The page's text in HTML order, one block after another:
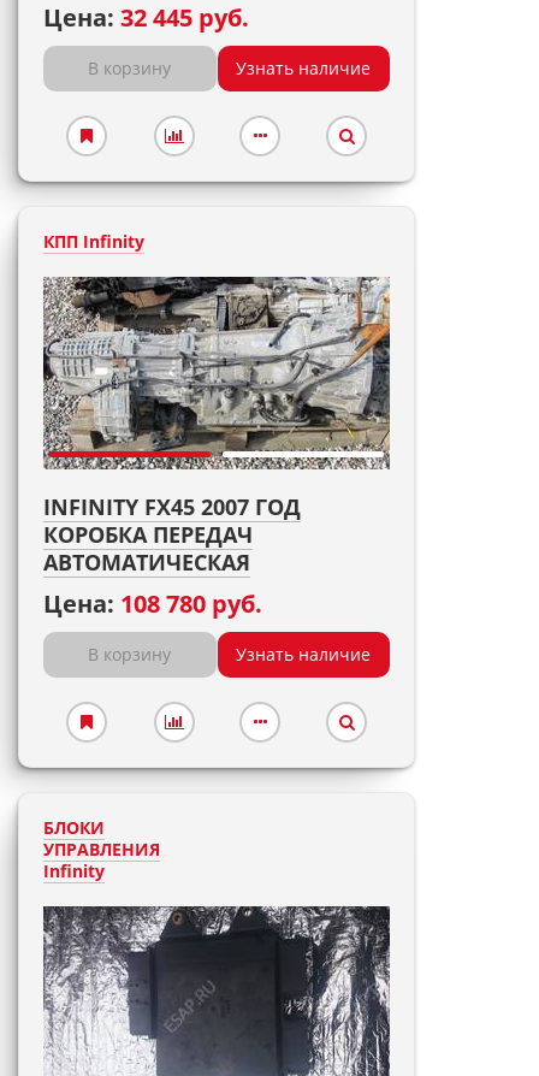
Цена: 32 445 руб.
В корзину Узнать наличие
КПП Infinity
INFINITY FX45 2007 ГОД
КОРОБКА ПЕРЕДАЧ
АВТОМАТИЧЕСКАЯ
Цена: 108 780 руб.
В корзину Узнать наличие
БЛОКИ
УПРАВЛЕНИЯ
Infinity